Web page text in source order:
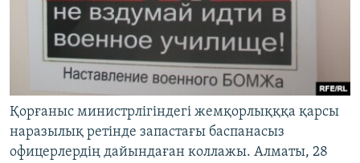
Қорғаныс министрлігіндегі жемқорлықққа қарсы
наразылық ретінде запастағы баспанасыз
офицерлердің дайындаған коллажы. Алматы, 28